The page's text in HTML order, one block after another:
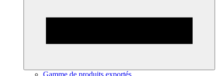
Gamme de produits exportés